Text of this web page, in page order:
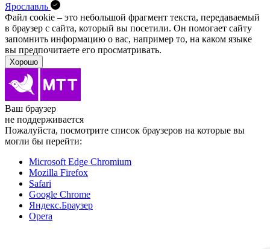
Ярославль
Файл cookie – это небольшой фрагмент текста, передава­емый
в браузер с сайта, который вы посетили. Он помо­гает сайту
запомнить информацию о вас, например то, на каком языке
вы предпочитаете его просматривать.
Хорошо
Ваш браузер
не поддерживается
Пожалуйста, посмотрите список браузеров на которые вы
могли бы перейти:
Microsoft Edge Chromium
Mozilla Firefox
Safari
Google Chrome
Яндекс.Браузер
Opera